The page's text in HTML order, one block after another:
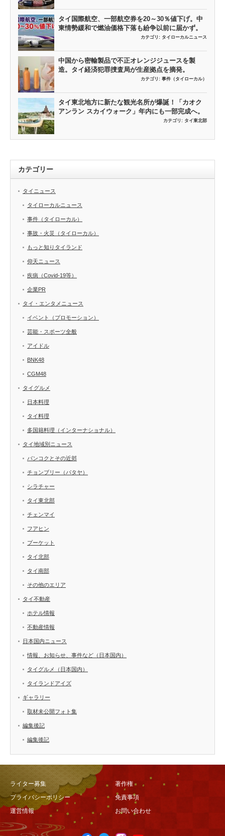
タイ国際航空、一部航空券を20～30％値下げ。中
東情勢緩和で燃油価格下落も紛争以前に届かず。
カテゴリ: タイローカルニュース
中国から密輸製品で不正オレンジジュースを製
造。タイ経済犯罪捜査局が生産拠点を摘発。
カテゴリ: 事件（タイローカル）
タイ東北地方に新たな観光名所が爆誕！「カオク
アンラン スカイウォーク」年内にも一部完成へ。
カテゴリ: タイ東北部
カテゴリー
タイニュース
タイローカルニュース
事件（タイローカル）
事故・火災（タイローカル）
もっと知りタイランド
仰天ニュース
疾病（Covid-19等）
企業PR
タイ・エンタメニュース
イベント（プロモーション）
芸能・スポーツ全般
アイドル
BNK48
CGM48
タイグルメ
日本料理
タイ料理
多国籍料理（インターナショナル）
タイ地域別ニュース
バンコクとその近郊
チョンブリー（パタヤ）
シラチャー
タイ東北部
チェンマイ
フアヒン
プーケット
タイ北部
タイ南部
その他のエリア
タイ不動産
ホテル情報
不動産情報
日本国内ニュース
情報、お知らせ、事件など（日本国内）
タイグルメ（日本国内）
タイランドアイズ
ギャラリー
取材未公開フォト集
編集後記
編集後記
ライター募集
著作権
プライバシーポリシー
免責事項
運営情報
お問い合わせ